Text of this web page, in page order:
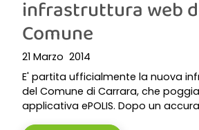
infrastruttura web
Comune
21 Marzo 2014
E' partita ufficialmente la nuova
del Comune di Carrara, che
applicativa ePOLIS. Dopo un